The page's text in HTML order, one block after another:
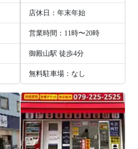
店休日：年末年始
営業時間：11時〜20時
御殿山駅 徒歩4分
無料駐車場：なし